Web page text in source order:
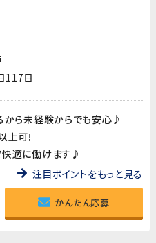
117日
から未経験からでも安心♪
上可!
適に働けます♪
注目ポイントをもっと見る
かんたん応募